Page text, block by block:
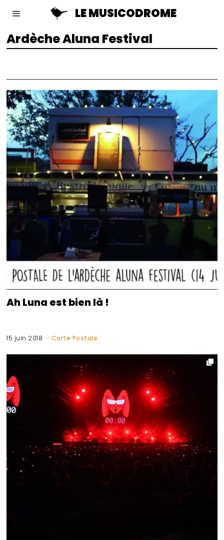
LE MUSICODROME
Ardèche Aluna Festival
Ah Luna est bien là !
15 juin 2018 Carte Postale